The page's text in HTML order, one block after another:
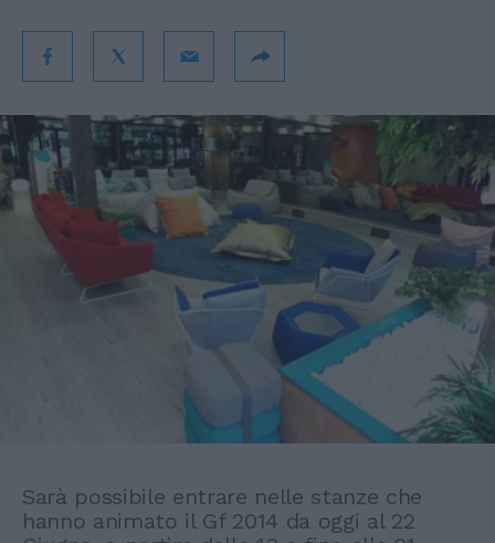
Sarà possibile entrare nelle stanze che
hanno animato il Gf 2014 da oggi al 22